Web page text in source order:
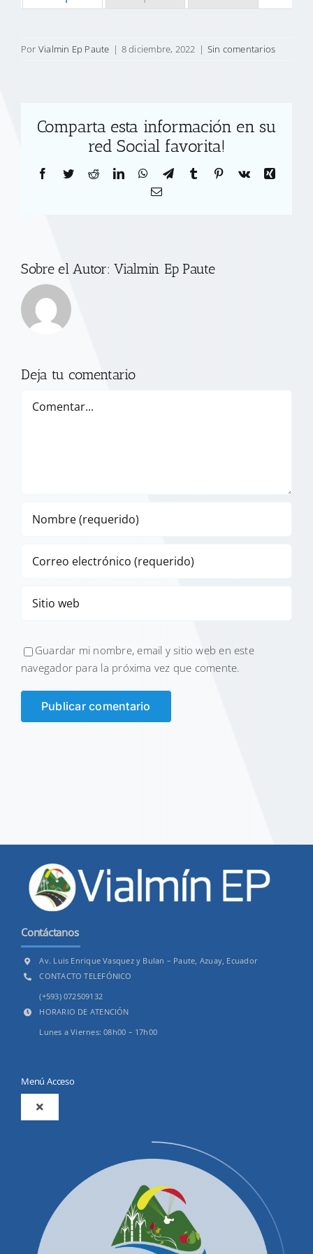
Por Vialmin Ep Paute | 8 diciembre, 2022 | Sin comentarios
Comparta esta información en su
red Social favorita!
Facebook
TwitterRedditLinkedInWhatsApp
TelegramTumblr Pinterest
Vk
Xing
Correo
Sobre el Autor:Vialmin Ep Paute
Deja tu comentario
Guardar mi nombre, email y sitio web en este
navegador para la próxima vez que comente.
Contáctanos
Av. Luis Enrique Vasquez y Bulan – Paute, Azuay, Ecuador
CONTACTO TELEFÓNICO
(+593) 072509132
HORARIO DE ATENCIÓN
Lunes a Viernes: 08h00 – 17h00
Menú Acceso
Toggle
Productos y Servicios
Convocatorias Precalificación